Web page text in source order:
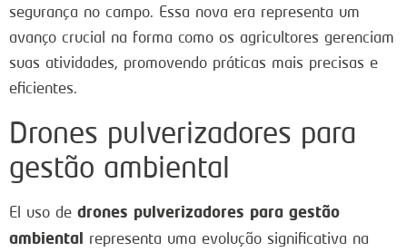
segurança no campo. Essa nova era representa um
avanço crucial na forma como os agricultores gerenciam
suas atividades, promovendo práticas mais precisas e
eficientes.
Drones pulverizadores para
gestão ambiental
El uso de drones pulverizadores para gestão
ambiental representa uma evolução significativa na